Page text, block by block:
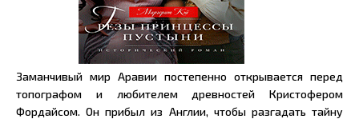
Заманчивый мир Аравии постепенно открывается перед
топографом и любителем древностей Кристофером
Фордайсом. Он прибыл из Англии, чтобы разгадать тайну